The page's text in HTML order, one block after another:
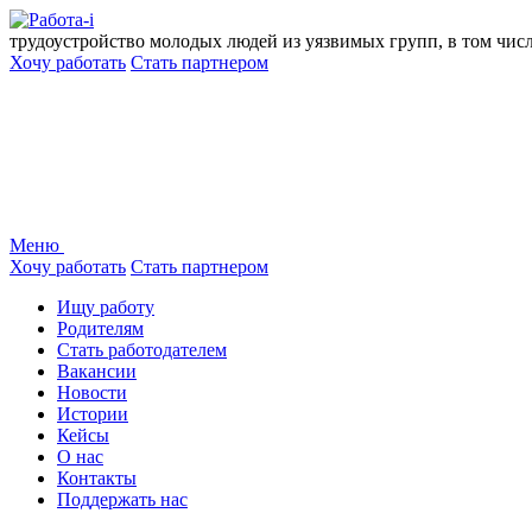
Перейти
к
содержанию
трудоустройство молодых людей из уязвимых групп, в том
Хочу работать Стать партнером
Меню
Хочу работать Стать партнером
Ищу работу
Родителям
Стать работодателем
Вакансии
Новости
Истории
Кейсы
О нас
Контакты
Поддержать нас